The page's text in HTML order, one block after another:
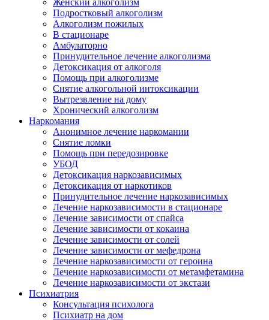
Женский алкоголизм
Подростковый алкоголизм
Алкоголизм пожилых
В стационаре
Амбулаторно
Принудительное лечение алкоголизма
Детоксикация от алкоголя
Помощь при алкоголизме
Снятие алкогольной интоксикации
Вытрезвление на дому
Хронический алкоголизм
Наркомания
Анонимное лечение наркомании
Снятие ломки
Помощь при передозировке
УБОД
Детоксикация наркозависимых
Детоксикация от наркотиков
Принудительное лечение наркозависимых
Лечение наркозависимости в стационаре
Лечение зависимости от спайса
Лечение зависимости от кокаина
Лечение зависимости от солей
Лечение зависимости от мефедрона
Лечение наркозависимости от героина
Лечение наркозависимости от метамфетамина
Лечение наркозависимости от экстази
Психиатрия
Консультация психолога
Психиатр на дом